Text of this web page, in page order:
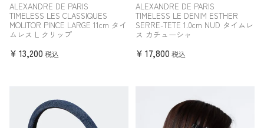
ALEXANDRE DE PARIS
TIMELESS LES CLASSIQUES
MOLITOR PINCE LARGE 11cm タイ
ムレス L クリップ
¥ 13,200 税込
ALEXANDRE DE PARIS
TIMELESS LE DENIM ESTHER
SERRE-TETE 1.0cm NUD タイムレ
ス カチューシャ
¥ 17,800 税込